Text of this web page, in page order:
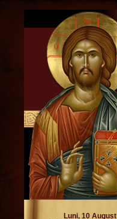
Luni, 10 August